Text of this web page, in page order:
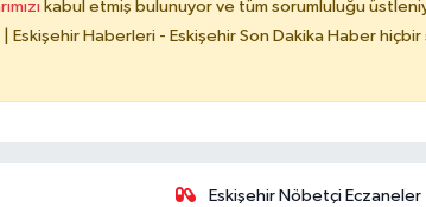
kabul etmiş bulunuyor ve tüm sorumluluğu
Haberleri - Eskişehir Son Dakika Haber
Eskişehir Nöbetçi Eczaneler